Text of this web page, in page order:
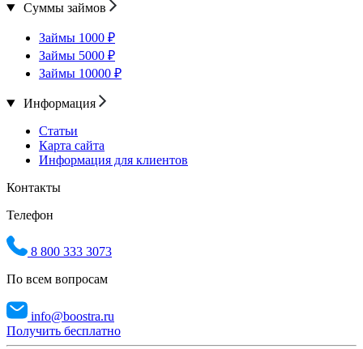
Суммы займов
Займы 1000 ₽
Займы 5000 ₽
Займы 10000 ₽
Информация
Статьи
Карта сайта
Информация для клиентов
Контакты
Телефон
8 800 333 3073
По всем вопросам
info@boostra.ru
Получить бесплатно